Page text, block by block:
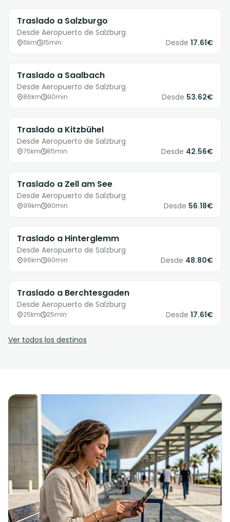
Traslado a Salzburgo
Desde Aeropuerto de Salzburg
6km 15min Desde 17.61€
Traslado a Saalbach
Desde Aeropuerto de Salzburg
86km 90min Desde 53.62€
Traslado a Kitzbühel
Desde Aeropuerto de Salzburg
75km 85min Desde 42.56€
Traslado a Zell am See
Desde Aeropuerto de Salzburg
99km 90min Desde 56.18€
Traslado a Hinterglemm
Desde Aeropuerto de Salzburg
86km 90min Desde 48.80€
Traslado a Berchtesgaden
Desde Aeropuerto de Salzburg
25km 25min Desde 17.61€
Ver todos los destinos